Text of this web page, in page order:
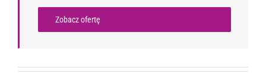
Zobacz ofertę